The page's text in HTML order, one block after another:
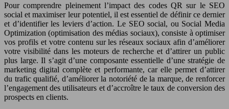
Pour comprendre pleinement l’impact des codes QR sur le SEO
social et maximiser leur potentiel, il est essentiel de définir ce dernier
et d’identifier les leviers d’action. Le SEO social, ou Social Media
Optimization (optimisation des médias sociaux), consiste à optimiser
vos profils et votre contenu sur les réseaux sociaux afin d’améliorer
votre visibilité dans les moteurs de recherche et d’attirer un public
plus large. Il s’agit d’une composante essentielle d’une stratégie de
marketing digital complète et performante, car elle permet d’attirer
du trafic qualifié, d’améliorer la notoriété de la marque, de renforcer
l’engagement des utilisateurs et d’accroître le taux de conversion des
prospects en clients.